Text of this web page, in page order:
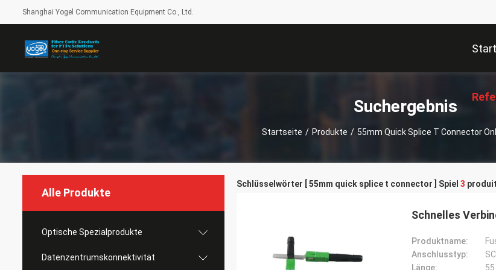
Shanghai Yogel Communication Equipment Co., Ltd.
Suchergebnis
Startseite / Produkte / 55mm Quick Splice T Connector
Alle Produkte
Optische Spezialprodukte
Datenzentrumskonnektivität
Schlüsselwörter [ 55mm quick splice t connector ] Spiel 3
Schnelles
Produktname:
Anschlusstyp:
Länge: